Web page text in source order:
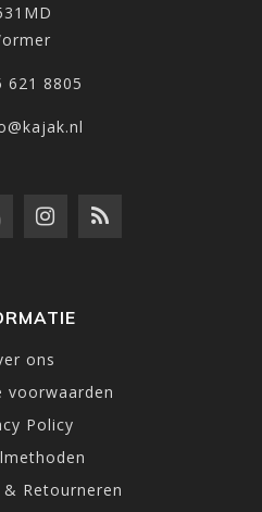
621 8805
ons
voorwaarden
Policy
& Retourneren